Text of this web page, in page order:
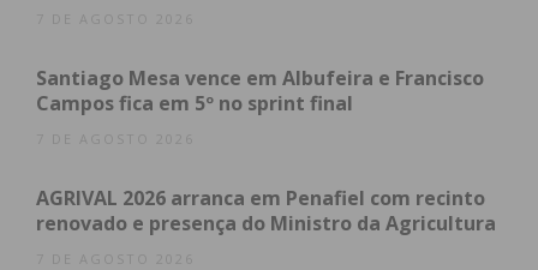
Assembleia Municipal
coordenado, pelo que esta reunião servirá para
isso mesmo, e cuja participação de todos os eleitos
7 DE AGOSTO 2026
Santiago Mesa vence em Albufeira e Francisco
Campos fica em 5º no sprint final
7 DE AGOSTO 2026
AGRIVAL 2026 arranca em Penafiel com recinto
renovado e presença do Ministro da Agricultura
7 DE AGOSTO 2026